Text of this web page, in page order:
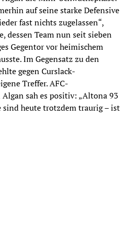
auf seine starke Defensive
fast nichts zugelassen“,
dessen Team nun seit sieben
Gegentor vor heimischem
Im Gegensatz zu den
gegen Curslack-
Treffer. AFC-
sah es positiv: „Altona 93
heute trotzdem traurig – ist